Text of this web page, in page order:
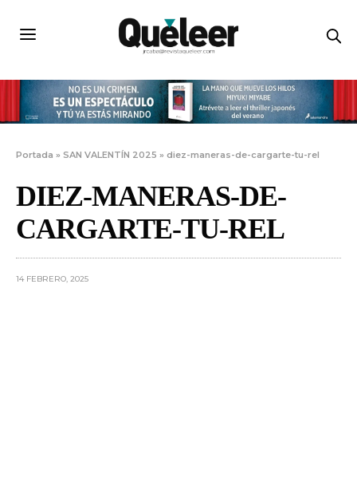
Portada »SAN VALENTÍN 2025 » diez-maneras-de-cargarte-tu-rel
DIEZ-MANERAS-DE-
CARGARTE-TU-REL
14 FEBRERO, 2025